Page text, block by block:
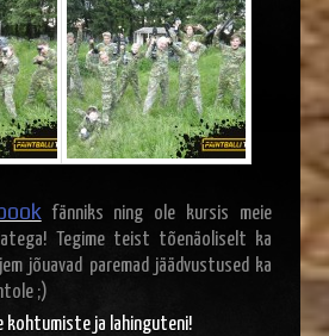
fänniks ning ole kursis meie
Tegime teist tõenäoliselt ka
jõuavad paremad jäädvustused ka
;)
kohtumiste ja lahinguteni!